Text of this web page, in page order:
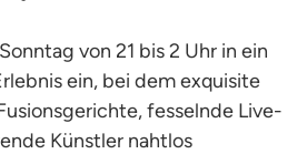
von 21 bis 2 Uhr in ein
ein, bei dem exquisite
fesselnde Live-
Künstler nahtlos